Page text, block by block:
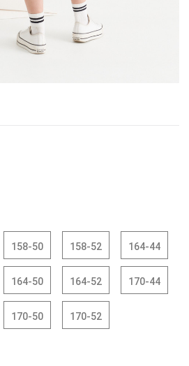
158-50 158-52 164-44
164-50 164-52 170-44
170-50 170-52